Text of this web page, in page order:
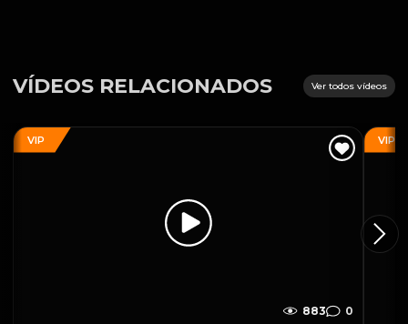
VÍDEOS RELACIONADOS Ver todos vídeos
VIP
883 0
VIP